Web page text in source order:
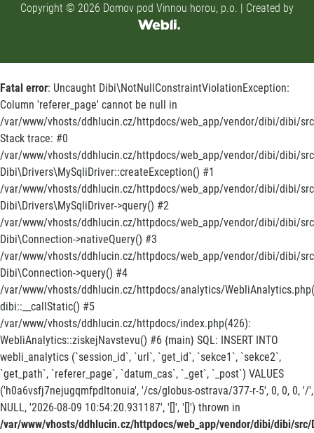
Copyright © 2026 Domov pod Vinnou horou, p.o. | Created by
Fatal error: Uncaught Dibi\NotNullConstraintViolationException:
Column 'referer_page' cannot be null in
/var/www/vhosts/ddhlucin.cz/httpdocs/web_app/vendor/dibi/dibi/
Stack trace: #0
/var/www/vhosts/ddhlucin.cz/httpdocs/web_app/vendor/dibi/dibi/
Dibi\Drivers\MySqliDriver::createException() #1
/var/www/vhosts/ddhlucin.cz/httpdocs/web_app/vendor/dibi/dibi/
Dibi\Drivers\MySqliDriver->query() #2
/var/www/vhosts/ddhlucin.cz/httpdocs/web_app/vendor/dibi/dibi/
Dibi\Connection->nativeQuery() #3
/var/www/vhosts/ddhlucin.cz/httpdocs/web_app/vendor/dibi/dibi/
Dibi\Connection->query() #4
/var/www/vhosts/ddhlucin.cz/httpdocs/analytics/
dibi::__callStatic() #5
/var/www/vhosts/ddhlucin.cz/httpdocs/index.php(426):
WebliAnalytics::ziskejNavstevu() #6 {main} SQL: INSERT INTO
webli_analytics (`session_id`, `url`, `get_id`, `sekce1`, `sekce2`,
`get_path`, `referer_page`, `datum_cas`, `_get`, `_post`) VALUES
('h0a6vsfj7nejugqmfpdltonuia', '/cs/globus-ostrava/377-r-5', 0, 0, 0, '/',
NULL, '2026-08-09 10:54:20.931187', '[]', '[]') thrown in
/var/www/vhosts/ddhlucin.cz/httpdocs/web_app/vendor/dibi/dibi/